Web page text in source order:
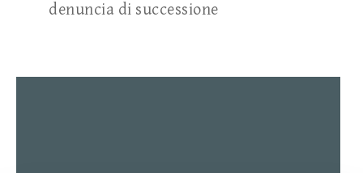
denuncia di successione